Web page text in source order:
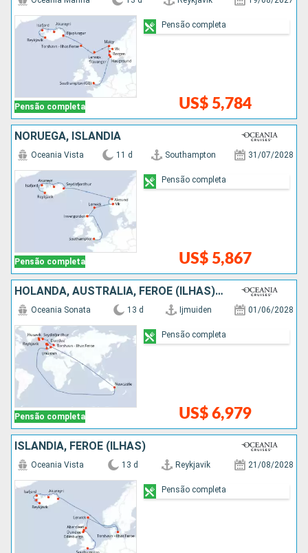
Pensão completa US$ 5,784
Pensão completa
NORUEGA, ISLÂNDIA
Pensão completa
Oceania Vista 11 d Southampton 31/07/2028
US$ 5,867
Pensão completa
HOLANDA, AUSTRÁLIA, FEROE (ILHAS), ISLÂNDIA
Pensão completa
Oceania Sonata 13 d Ijmuiden 01/06/2028
US$ 6,979
Pensão completa
ISLÂNDIA, FEROE (ILHAS)
Oceania Vista 13 d Reykjavik 21/08/2028
Pensão completa